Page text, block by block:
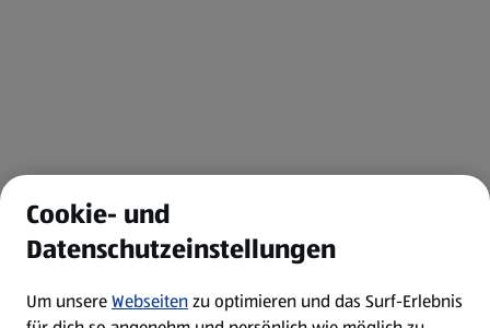
Cookie- und
Datenschutzeinstellungen
Um unsereWebseitenzu optimieren und das Surf-Erlebnis